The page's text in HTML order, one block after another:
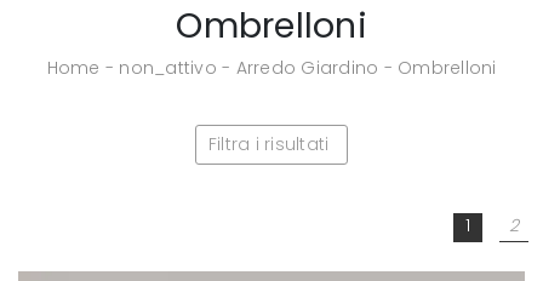
Ombrelloni
Home - non_attivo - Arredo Giardino - Ombrelloni
Filtra i risultati
1 2